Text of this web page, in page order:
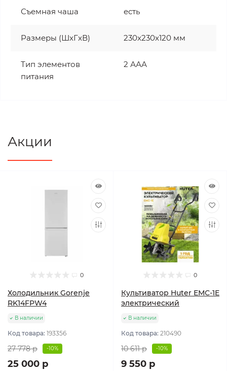
Съемная чаша есть
Размеры (ШxГxВ) 230x230x120 мм
Тип элементов
питания
2 ААА
Акции
0
Холодильник Gorenje
RK14FPW4
В наличии
Код товара: 193356
27 778 р -10%
25 000 р
0
Культиватор Huter ЕМС-1E
электрический
В наличии
Код товара: 210490
10 611 р -10%
9 550 р